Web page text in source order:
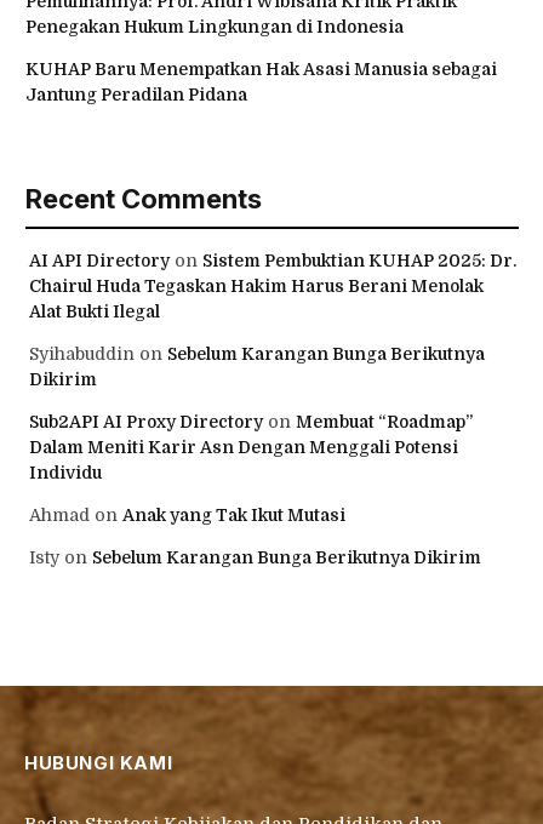
Penegakan Hukum Lingkungan di Indonesia
KUHAP Baru Menempatkan Hak Asasi Manusia sebagai
Jantung Peradilan Pidana
Recent Comments
AI API Directoryon Sistem Pembuktian KUHAP 2025: Dr.
Chairul Huda Tegaskan Hakim Harus Berani Menolak
Alat Bukti Ilegal
Syihabuddin on Sebelum Karangan Bunga Berikutnya
Dikirim
Sub2API AI Proxy Directoryon Membuat “Roadmap”
Dalam Meniti Karir Asn Dengan Menggali Potensi
Individu
Ahmad on Anak yang Tak Ikut Mutasi
Istyon Sebelum Karangan Bunga Berikutnya Dikirim
HUBUNGI KAMI